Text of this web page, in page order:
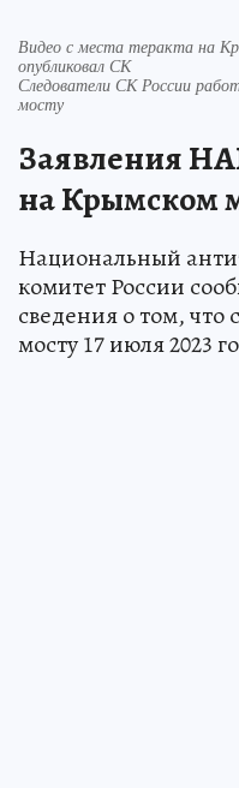
Видео с места теракта на
опубликовал СК
Следователи СК России
мосту
Заявления
на Крымском
Национальный
комитет России
сведения о том,
мосту 17 июля 2023